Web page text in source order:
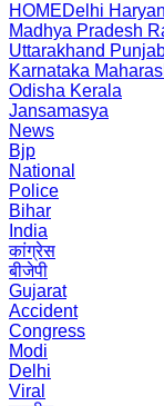
HOMEDelhi
Madhya Pradesh
Uttarakhand
Karnataka
Odisha Kerala
Jansamasya
News
Bjp
National
Police
Bihar
India
कांग्रेस
बीजेपी
Gujarat
Accident
Congress
Modi
Delhi
Viral